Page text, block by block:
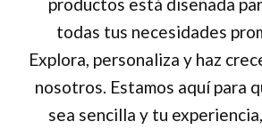
todas tus necesidades
Explora, personaliza y haz
nosotros. Estamos aquí para
sea sencilla y tu